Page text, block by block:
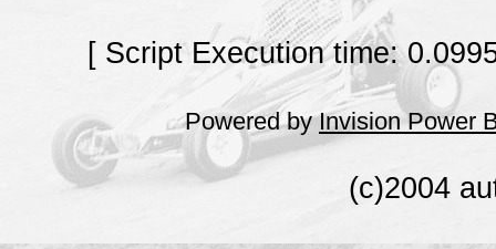
[ Script Execution time:
Powered byInvision Power
(c)2004